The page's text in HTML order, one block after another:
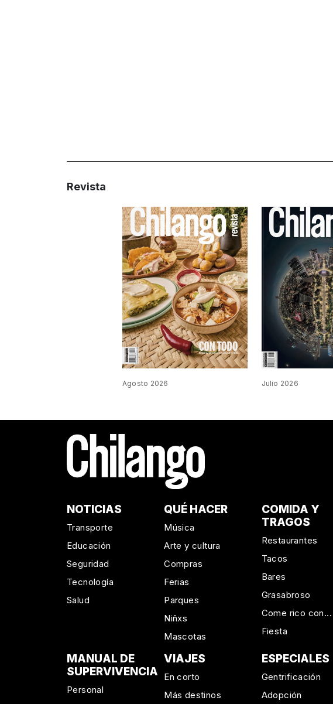
Revista
Agosto 2026 Julio 2026
NOTICIAS
Transporte
Educación
Seguridad
Tecnología
Salud
QUÉ HACER
Música
Arte y cultura
Compras
Ferias
Parques
Niñxs
Mascotas
COMIDA Y
TRAGOS
Restaurantes
Tacos
Bares
Grasabroso
Come rico con...
Fiesta
MANUAL DE
SUPERVIVENCIA
Personal
VIAJES
En corto
Más destinos
ESPECIALES
Gentrificación
Adopción